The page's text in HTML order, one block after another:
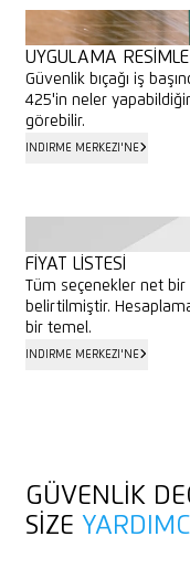
UYGULAMA
Güvenlik bıçağı iş
425'in neler
görebilir.
İNDIRME MERKEZI'NE
FIYAT LISTESI
Tüm seçenekler net
belirtilmiştir.
bir temel.
İNDIRME MERKEZI'NE
GÜVENLIK
SIZE